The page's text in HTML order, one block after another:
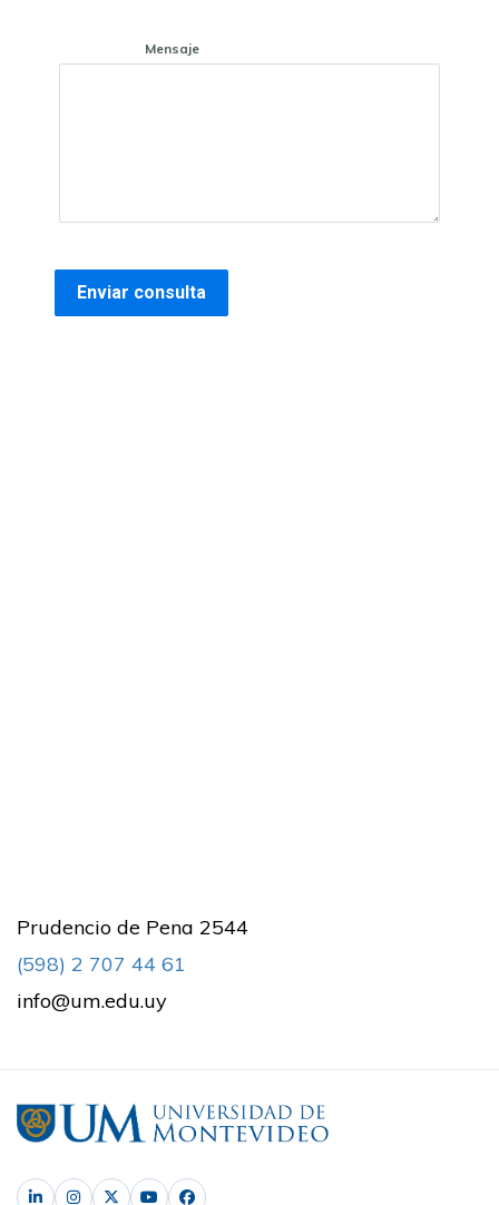
Mensaje
Prudencio de Pena 2544
(598) 2 707 44 61
info@um.edu.uy